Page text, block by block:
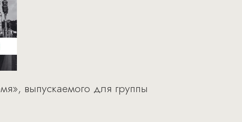
выпускаемого для группы